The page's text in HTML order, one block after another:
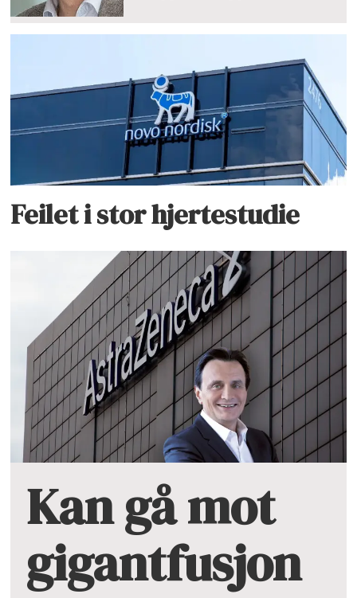
Feilet i stor hjertestudie
Kan gå mot
gigantfusjon